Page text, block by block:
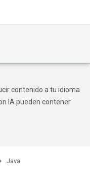
contenido a tu idioma
IA pueden contener
Java